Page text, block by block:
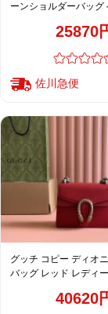
ーンショルダーバッグ
25870
佐川急便
グッチ コピー ディオ
バッグ レッド レディ
40620